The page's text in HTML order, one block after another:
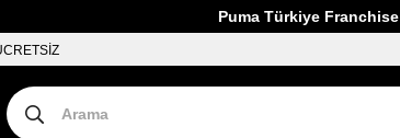
Puma Türkiye Franchise